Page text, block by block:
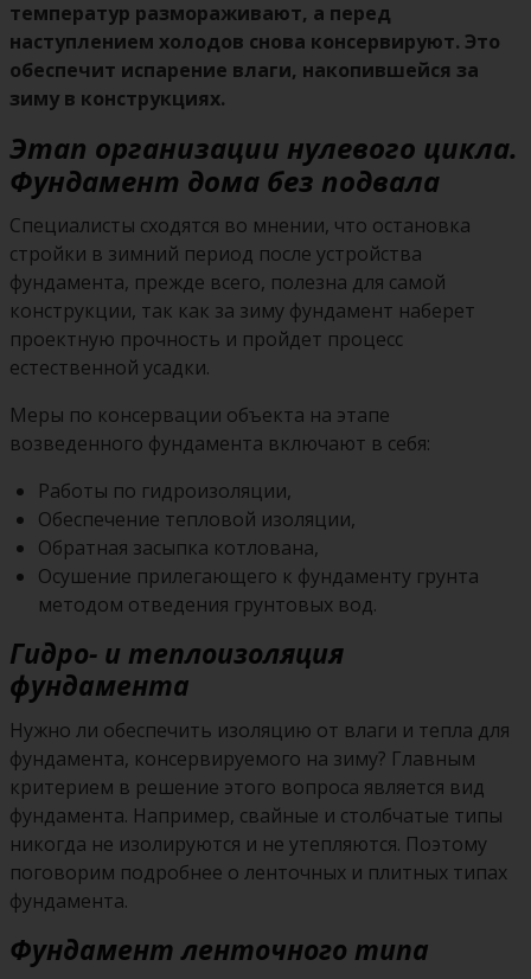
температур размораживают, а перед
наступлением холодов снова консервируют. Это
обеспечит испарение влаги, накопившейся за
зиму в конструкциях.
Этап организации нулевого цикла.
Фундамент дома без подвала
Специалисты сходятся во мнении, что остановка
стройки в зимний период после устройства
фундамента, прежде всего, полезна для самой
конструкции, так как за зиму фундамент наберет
проектную прочность и пройдет процесс
естественной усадки.
Меры по консервации объекта на этапе
возведенного фундамента включают в себя:
Работы по гидроизоляции,
Обеспечение тепловой изоляции,
Обратная засыпка котлована,
Осушение прилегающего к фундаменту грунта
методом отведения грунтовых вод.
Гидро- и теплоизоляция
фундамента
Нужно ли обеспечить изоляцию от влаги и тепла для
фундамента, консервируемого на зиму? Главным
критерием в решение этого вопроса является вид
фундамента. Например, свайные и столбчатые типы
никогда не изолируются и не утепляются. Поэтому
поговорим подробнее о ленточных и плитных типах
фундамента.
Фундамент ленточного типа